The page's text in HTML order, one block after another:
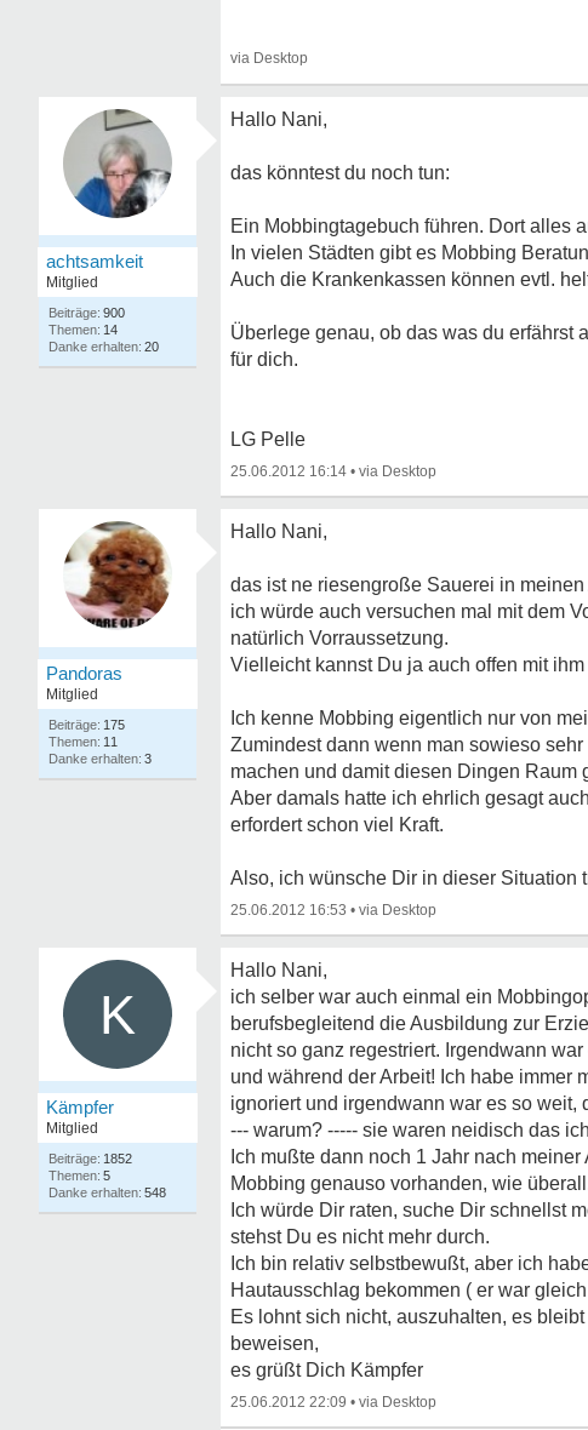
achtsamkeit
Mitglied
900
14
20
Hallo Nani,
das könntest du noch tun:
Ein Mobbingtagebuch führen. Dort alles
In vielen Städten gibt es Mobbing
Auch die Krankenkassen können evtl.
Überlege genau, ob das was du erfährst
für dich.
LG Pelle
25.06.2012 16:14 •
Pandoras
Mitglied
175
11
3
Hallo Nani,
das ist ne riesengroße Sauerei in
ich würde auch versuchen mal mit dem
natürlich Vorraussetzung.
Vielleicht kannst Du ja auch offen mit
Ich kenne Mobbing eigentlich nur von
Zumindest dann wenn man sowieso
machen und damit diesen Dingen Raum
Aber damals hatte ich ehrlich gesagt
erfordert schon viel Kraft.
Also, ich wünsche Dir in dieser Situation
25.06.2012 16:53 •
K
Kämpfer
Mitglied
1852
5
548
Hallo Nani,
ich selber war auch einmal ein
berufsbegleitend die Ausbildung zur
nicht so ganz regestriert. Irgendwann
und während der Arbeit! Ich habe immer
ignoriert und irgendwann war es so weit,
--- warum? ----- sie waren neidisch das
Ich mußte dann noch 1 Jahr nach
Mobbing genauso vorhanden, wie
Ich würde Dir raten, suche Dir schnellst
stehst Du es nicht mehr durch.
Ich bin relativ selbstbewußt, aber ich
Hautausschlag bekommen ( er war
Es lohnt sich nicht, auszuhalten, es
beweisen,
es grüßt Dich Kämpfer
25.06.2012 22:09 •